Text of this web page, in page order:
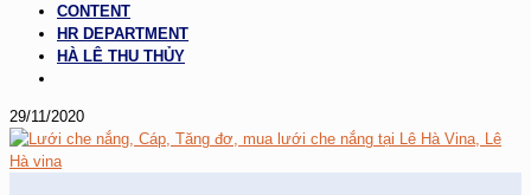
CONTENT
HR DEPARTMENT
HÀ LÊ THU THỦY
29/11/2020